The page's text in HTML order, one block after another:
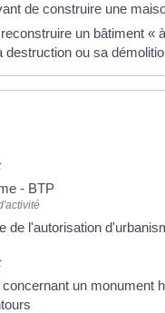
de construire une
un bâtiment «
destruction ou sa
- BTP
de l'autorisation
un monument